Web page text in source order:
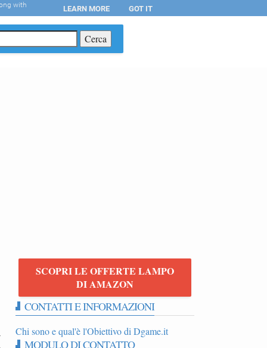
SCOPRI LE OFFERTE LAMPO
DI AMAZON
CONTATTI E INFORMAZIONI
Chi sono e qual'è l'Obiettivo di Dgame.it
MODULO DI CONTATTO
with LEARN MORE GOT IT